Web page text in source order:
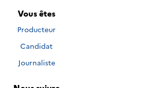
Vous êtes
Producteur
Candidat
Journaliste